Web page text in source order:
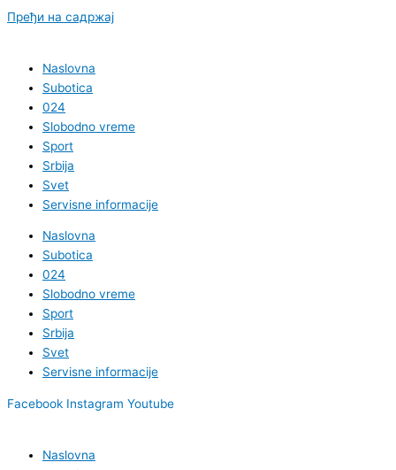
Пређи на садржај
Naslovna
Subotica
024
Slobodno vreme
Sport
Srbija
Svet
Servisne informacije
Naslovna
Subotica
024
Slobodno vreme
Sport
Srbija
Svet
Servisne informacije
Facebook Instagram Youtube
Naslovna